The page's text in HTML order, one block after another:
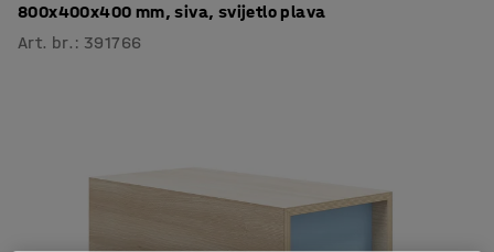
800x400x400 mm, siva, svijetlo plava
Art. br. : 391766